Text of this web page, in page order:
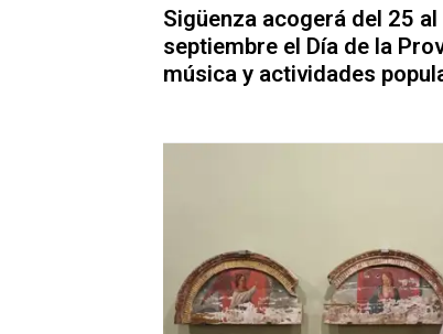
Sigüenza acogerá del 25
septiembre el Día de la
música y actividades